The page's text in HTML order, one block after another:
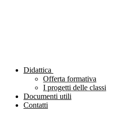
Didattica
Offerta formativa
I progetti delle classi
Documenti utili
Contatti